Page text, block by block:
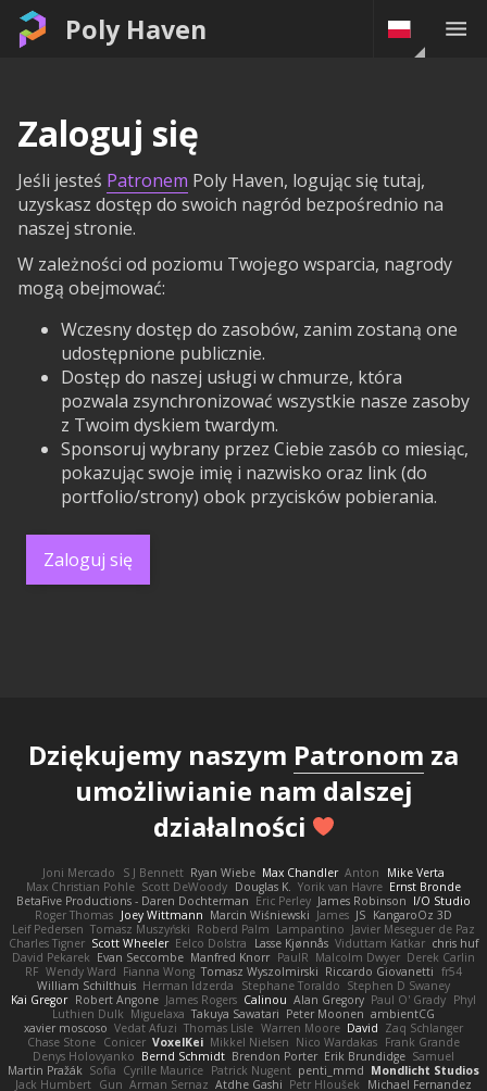
Poly Haven
Zaloguj się
Jeśli jesteś Patronem Poly Haven, logując się tutaj,
uzyskasz dostęp do swoich nagród bezpośrednio na
naszej stronie.
W zależności od poziomu Twojego wsparcia, nagrody
mogą obejmować:
Wczesny dostęp do zasobów, zanim zostaną one
udostępnione publicznie.
Dostęp do naszej usługi w chmurze, która
pozwala zsynchronizować wszystkie nasze zasoby
z Twoim dyskiem twardym.
Sponsoruj wybrany przez Ciebie zasób co miesiąc,
pokazując swoje imię i nazwisko oraz link (do
portfolio/strony) obok przycisków pobierania.
Zaloguj się
Dziękujemy naszym Patronom za
umożliwianie nam dalszej
działalności
Joni Mercado S J Bennett Ryan Wiebe Max Chandler Anton
Mike Verta
Max Christian Pohle Scott DeWoody Douglas K. Yorik van Havre Ernst Bronde
BetaFive Productions - Daren Dochterman Eric Perley James Robinson I/O Studio
Roger Thomas Joey Wittmann Marcin Wiśniewski James JS KangaroOz 3D
Leif Pedersen Tomasz Muszyński Roberd Palm Lampantino Javier Meseguer de Paz
Charles Tigner Scott Wheeler Eelco Dolstra Lasse Kjønnås Viduttam Katkar chris huf
David Pekarek Evan Seccombe Manfred Knorr PaulR Malcolm Dwyer Derek Carlin
RF Wendy Ward Fianna Wong Tomasz Wyszolmirski Riccardo Giovanetti fr54
William Schilthuis Herman Idzerda Stephane Toraldo Stephen D Swaney
Kai Gregor Robert Angone James Rogers Calinou Alan Gregory Paul O' Grady Phyl
Luthien Dulk Miguelaxa Takuya Sawatari Peter Moonen ambientCG
xavier moscoso Vedat Afuzi Thomas Lisle Warren Moore David Zaq Schlanger
Chase Stone Conicer VoxelKei Mikkel Nielsen Nico Wardakas Frank Grande
Denys Holovyanko Bernd Schmidt Brendon Porter Erik Brundidge Samuel
Martin Pražák Sofia Cyrille Maurice Patrick Nugent penti_mmd Mondlicht Studios
Jack Humbert Gun Arman Sernaz Atdhe Gashi Petr Hloušek
Michael Fernandez